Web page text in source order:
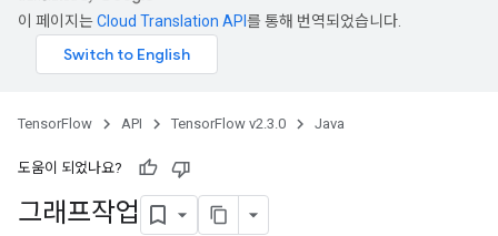
이 페이지는Cloud Translation API 를 통해 번역되었습니다.
TensorFlow API TensorFlow v2.3.0 Java
도움이 되었나요?
그래프작업